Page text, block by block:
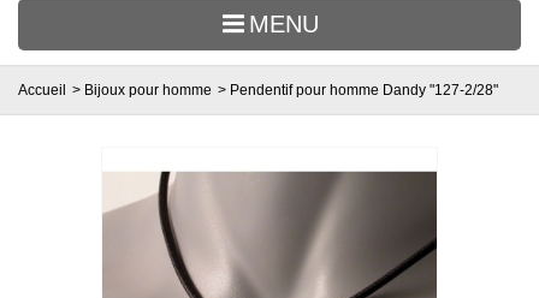
MENU
Accueil > Bijoux pour homme > Pendentif pour homme Dandy "127-2/28"